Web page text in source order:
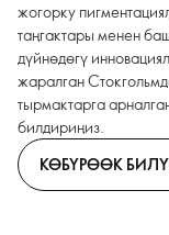
жогорку
таңгактары менен
дүйнөдөгү
жаралган
тырмактарга
билдириңиз.
КӨБҮРӨӨК